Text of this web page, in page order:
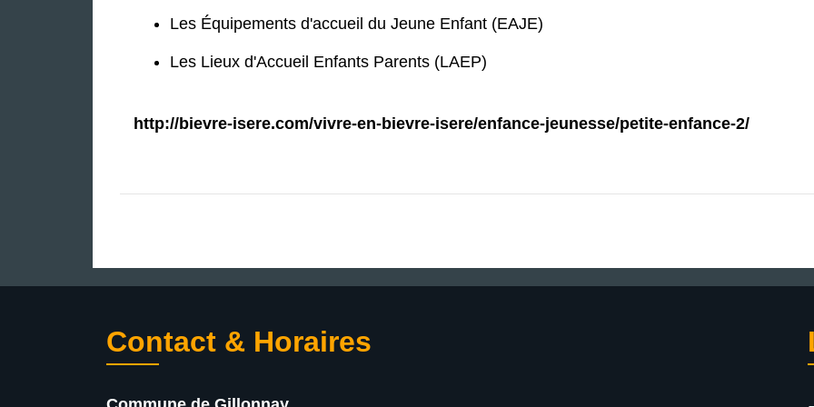
Les Équipements d'accueil du Jeune Enfant (EAJE)
Les Lieux d'Accueil Enfants Parents (LAEP)
http://bievre-isere.com/vivre-en-bievre-isere/enfance-jeunesse/petite-enfance-2/
Contact & Horaires